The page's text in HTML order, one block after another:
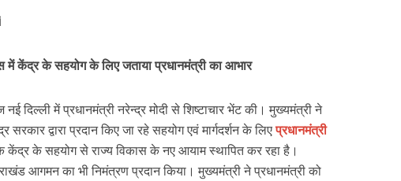
में केंद्र के सहयोग के लिए जताया प्रधानमंत्री का आभार
दिल्ली में प्रधानमंत्री नरेन्द्र मोदी से शिष्टाचार भेंट की। मुख्यमंत्री ने
द्वारा प्रदान किए जा रहे सहयोग एवं मार्गदर्शन के लिएप्रधानमंत्री
केंद्र के सहयोग से राज्य विकास के नए आयाम स्थापित कर रहा है।
आगमन का भी निमंत्रण प्रदान किया। मुख्यमंत्री ने प्रधानमंत्री को